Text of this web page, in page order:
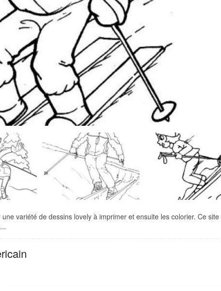
variété de dessins lovely à imprimer et ensuite les colorier. Ce site